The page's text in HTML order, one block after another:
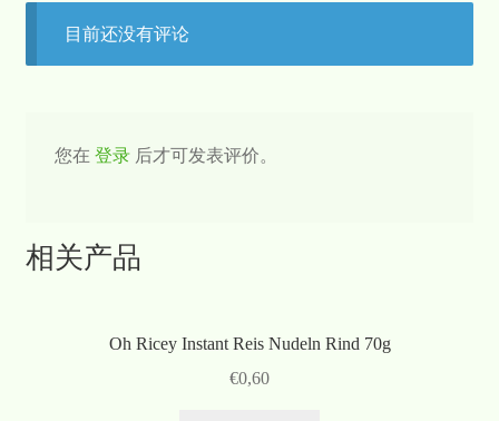
目前还没有评论
您在 登录后才可发表评价。
相关产品
Oh Ricey Instant Reis Nudeln Rind 70g
€0,60